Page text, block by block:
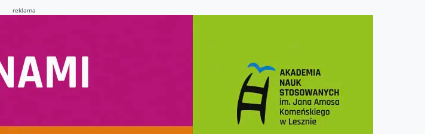
reklama